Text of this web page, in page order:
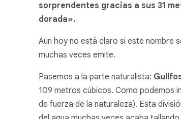
sorprendentes gracias a sus 31
dorada».
Aún hoy no está claro si este nombre
muchas veces emite.
Pasemos a la parte naturalista:
109 metros cúbicos. Como podemos
de fuerza de la naturaleza). Esta